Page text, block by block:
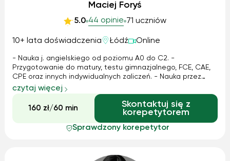
Maciej Foryś
5.0 44 opinie 71 uczniów
10+ lata doświadczenia Łódź Online
- Nauka j. angielskiego od poziomu A0 do C2. -
Przygotowanie do matury, testu gimnazjalnego, FCE, CAE,
CPE oraz innych indywidualnych zaliczeń. - Nauka przez
ćwiczenia praktyczne,czytanie. - Pomoc w
pisaniu/tłumaczeniu prac, zaliczeń, esejów etc. -
Przełamywanie lęku mówienia. - Pomoc w zagadnieniac...
czytaj więcej
160 zł/60 min
Skontaktuj się z
korepetytorem
Sprawdzony korepetytor